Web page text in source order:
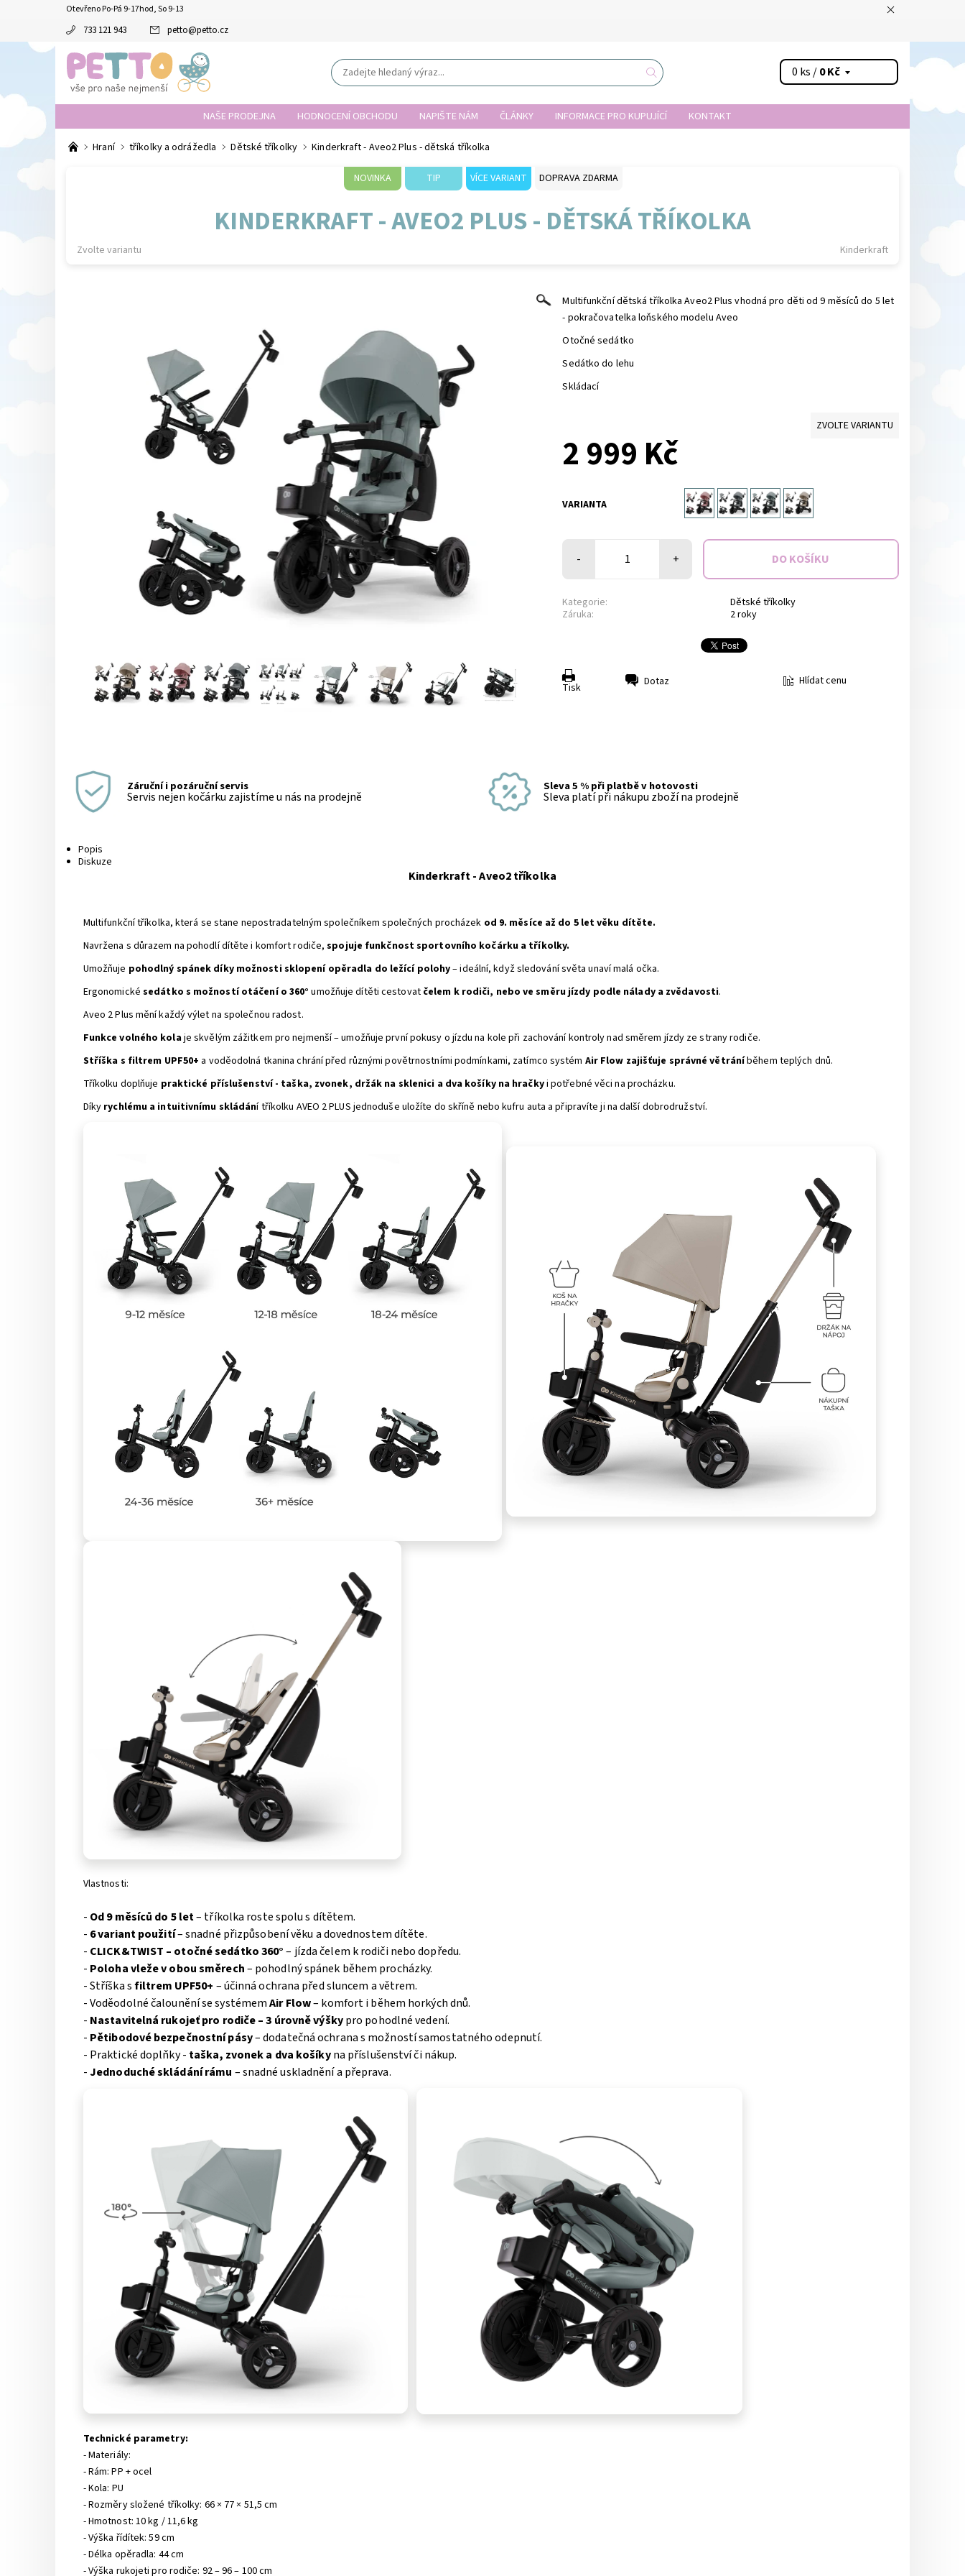
Otevřeno Po-Pá 9-17hod, So 9-13
733 121 943 petto@petto.cz
0 ks /0 Kč
NAŠE PRODEJNA HODNOCENÍ OBCHODU NAPIŠTE NÁM ČLÁNKY INFORMACE PRO KUPUJÍCÍ KONTAKT
Hraní tříkolky a odrážedla Dětské tříkolky Kinderkraft - Aveo2 Plus - dětská tříkolka
NOVINKA TIP VÍCE VARIANT DOPRAVA ZDARMA
KINDERKRAFT - AVEO2 PLUS - DĚTSKÁ TŘÍKOLKA
Zvolte variantu Kinderkraft
Multifunkční dětská tříkolka Aveo2 Plus vhodná pro děti od 9 měsíců do 5 let
- pokračovatelka loňského modelu Aveo
Otočné sedátko
Sedátko do lehu
Skládací
ZVOLTE VARIANTU
2 999 Kč
VARIANTA
- +
Kategorie:
Dětské tříkolky
Záruka:
2 roky
Tisk Dotaz Hlídat cenu
Záruční i pozáruční servis
Servis nejen kočárku zajistíme u nás na prodejně
Sleva 5 % při platbě v hotovosti
Sleva platí při nákupu zboží na prodejně
Popis
Diskuze
Kinderkraft - Aveo2 tříkolka
Multifunkční tříkolka, která se stane nepostradatelným společníkem společných procházek od 9. měsíce až do 5 let věku dítěte.
Navržena s důrazem na pohodlí dítěte i komfort rodiče,spojuje funkčnost sportovního kočárku a tříkolky.
Umožňuje pohodlný spánek díky možnosti sklopení opěradla do ležící polohy– ideální, když sledování světa unaví malá očka.
Ergonomické sedátko s možností otáčení o 360° umožňuje dítěti cestovat čelem k rodiči, nebo ve směru jízdy podle nálady a zvědavosti.
Aveo 2 Plus mění každý výlet na společnou radost.
Funkce volného kolaje skvělým zážitkem pro nejmenší – umožňuje první pokusy o jízdu na kole při zachování kontroly nad směrem jízdy ze strany rodiče.
Stříška s filtrem UPF50+ a voděodolná tkanina chrání před různými povětrnostními podmínkami, zatímco systém Air Flow zajišťuje správné větráníběhem teplých dnů.
Tříkolku doplňuje praktické příslušenství - taška, zvonek, držák na sklenici a dva košíky na hračkyi potřebné věci na procházku.
Díky rychlému a intuitivnímu skládání tříkolku AVEO 2 PLUS jednoduše uložíte do skříně nebo kufru auta a připravíte ji na další dobrodružství.
Vlastnosti:
- Od 9 měsíců do 5 let– tříkolka roste spolu s dítětem.
- 6 variant použití– snadné přizpůsobení věku a dovednostem dítěte.
- CLICK&TWIST – otočné sedátko 360°– jízda čelem k rodiči nebo dopředu.
- Poloha vleže v obou směrech– pohodlný spánek během procházky.
- Stříška sfiltrem UPF50+ – účinná ochrana před sluncem a větrem.
- Voděodolné čalounění se systémemAir Flow– komfort i během horkých dnů.
- Nastavitelná rukojeť pro rodiče – 3 úrovně výškypro pohodlné vedení.
- Pětibodové bezpečnostní pásy– dodatečná ochrana s možností samostatného odepnutí.
- Praktické doplňky - taška, zvonek a dva košíkyna příslušenství či nákup.
-Jednoduché skládání rámu – snadné uskladnění a přeprava.
Technické parametry:
- Materiály:
- Rám: PP + ocel
- Kola: PU
- Rozměry složené tříkolky: 66 × 77 × 51,5 cm
- Hmotnost: 10 kg / 11,6 kg
- Výška řídítek: 59 cm
- Délka opěradla: 44 cm
- Výška rukojeti pro rodiče: 92 – 96 – 100 cm